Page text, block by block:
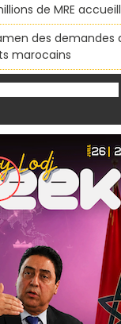
de MRE
des demandes
marocains